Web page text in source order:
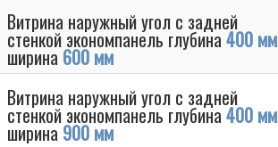
Витрина наружный угол с задней
стенкой экономпанель глубина 400 мм
ширина 600 мм
Витрина наружный угол с задней
стенкой экономпанель глубина 400 мм
ширина 900 мм